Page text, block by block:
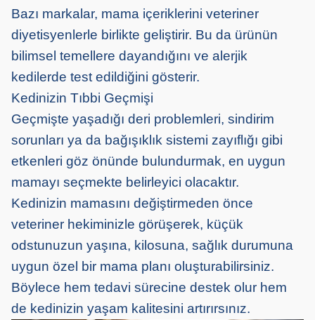
Bazı markalar, mama içeriklerini veteriner
diyetisyenlerle birlikte geliştirir. Bu da ürünün
bilimsel temellere dayandığını ve alerjik
kedilerde test edildiğini gösterir.
Kedinizin Tıbbi Geçmişi
Geçmişte yaşadığı deri problemleri, sindirim
sorunları ya da bağışıklık sistemi zayıflığı gibi
etkenleri göz önünde bulundurmak, en uygun
mamayı seçmekte belirleyici olacaktır.
Kedinizin mamasını değiştirmeden önce
veteriner hekiminizle görüşerek, küçük
odstunuzun yaşına, kilosuna, sağlık durumuna
uygun özel bir mama planı oluşturabilirsiniz.
Böylece hem tedavi sürecine destek olur hem
de kedinizin yaşam kalitesini artırırsınız.